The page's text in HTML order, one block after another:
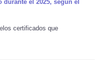
el 2025, según el
certificados que